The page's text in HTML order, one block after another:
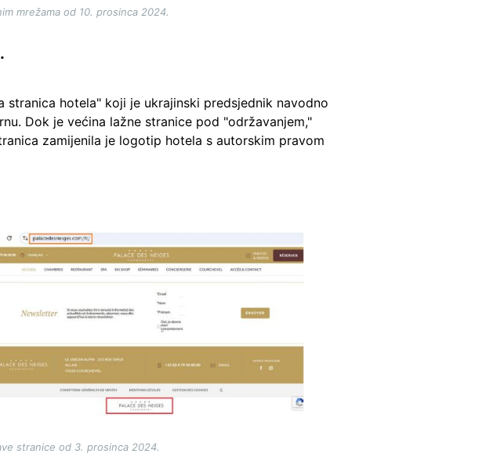
mrežama od 10. prosinca 2024.
hotela" koji je ukrajinski predsjednik navodno
Dok je većina lažne stranice pod "održavanjem,"
zamijenila je logotip hotela s autorskim pravom
stranice od 3. prosinca 2024.